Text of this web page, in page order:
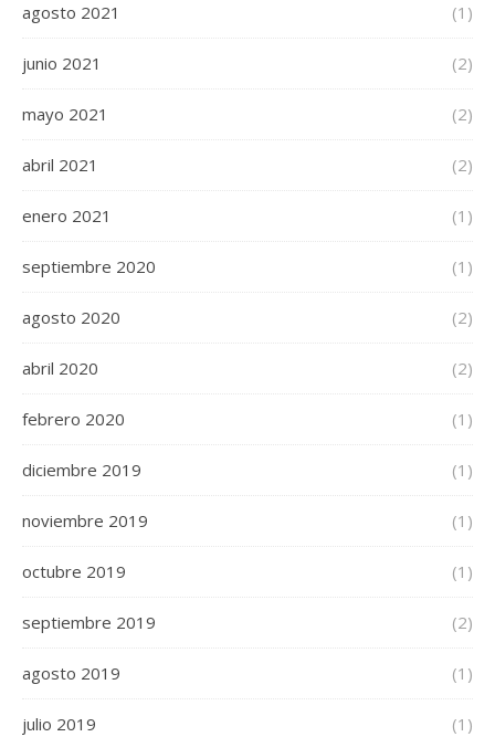
agosto 2021 (1)
junio 2021 (2)
mayo 2021 (2)
abril 2021 (2)
enero 2021 (1)
septiembre 2020 (1)
agosto 2020 (2)
abril 2020 (2)
febrero 2020 (1)
diciembre 2019 (1)
noviembre 2019 (1)
octubre 2019 (1)
septiembre 2019 (2)
agosto 2019 (1)
julio 2019 (1)